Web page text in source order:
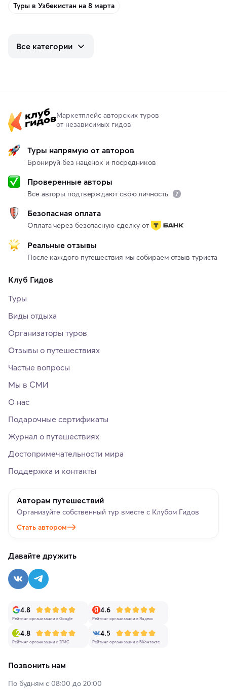
Туры в Узбекистан на 8 марта
Все категории
Маркетплейс авторских туров
от независимых гидов
Туры напрямую от авторов
Бронируй без наценок и посредников
Проверенные авторы
Все авторы подтверждают свою личность
Безопасная оплата
Оплата через безопасную сделку от
Реальные отзывы
После каждого путешествия мы собираем отзыв туриста
Клуб Гидов
Туры
Виды отдыха
Организаторы туров
Отзывы о путешествиях
Частые вопросы
Мы в СМИ
О нас
Подарочные сертификаты
Журнал о путешествиях
Достопримечательности мира
Поддержка и контакты
Авторам путешествий
Организуйте собственный тур вместе с Клубом Гидов
Стать автором
Давайте дружить
4.8
Рейтинг организации в Google
4.6
Рейтинг организации в Яндекс
4.8
Рейтинг организации в 2ГИС
4.5
Рейтинг организации в ВКонтакте
Позвонить нам
По будням с 08:00 до 20:00